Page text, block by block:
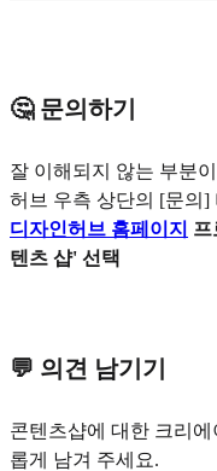
🤔 문의하기
잘 이해되지 않는 부분
허브 우측 상단의 [문의]
디자인허브 홈페이지 프
텐츠 샵' 선택
💬 의견 남기기
콘텐츠샵에 대한 크리
롭게 남겨 주세요.